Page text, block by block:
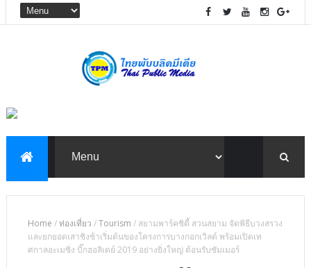
Home /ท่องเที่ยว /Tourism / สยามพาร์คซิตี้ สวนสยาม จัดพิธีบวงสรวง
และยกยอดเสาชิงช้าเริ่มต้นของโครงการบางกอกเวิลด์ พร้อมเปิดเท
ศกาลอะเมซิ่ง บิ๊กฮอลิเดย์ 2019 อย่างยิ่งใหญ่ ต้อนรับซัมเมอร์